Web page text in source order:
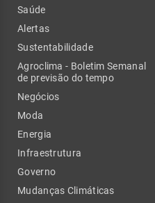
Saúde
Alertas
Sustentabilidade
Agroclima - Boletim Semanal
de previsão do tempo
Negócios
Moda
Energia
Infraestrutura
Governo
Mudanças Climáticas